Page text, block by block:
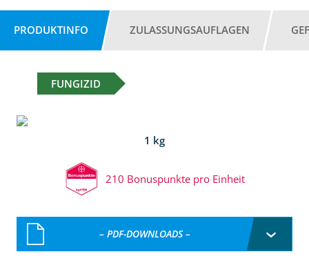
PRODUKTINFO ZULASSUNGSAUFLAGEN
FUNGIZID
1 kg
210 Bonuspunkte pro Einheit
– PDF-DOWNLOADS –